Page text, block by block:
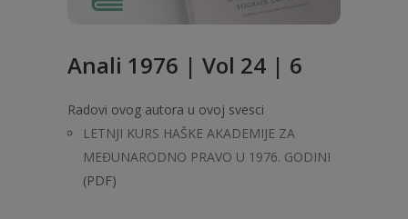
Anali 1976 | Vol 24 | 6
Radovi ovog autora u ovoj svesci
LETNJI KURS HAŠKE AKADEMIJE ZA
MEĐUNARODNO PRAVO U 1976. GODINI
(PDF)